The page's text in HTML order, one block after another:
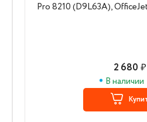
Pro 8210 (D9L63A),
2 680 ₽
В наличии